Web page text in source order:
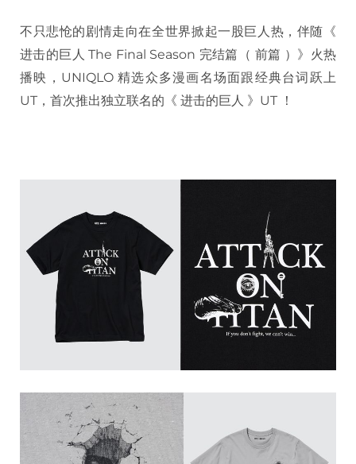
不只悲怆的剧情走向在全世界掀起一股巨人热，伴随《
进击的巨人 The Final Season 完结篇（ 前篇 ）》火热
播映，UNIQLO 精选众多漫画名场面跟经典台词跃上
UT，首次推出独立联名的《 进击的巨人 》UT ！